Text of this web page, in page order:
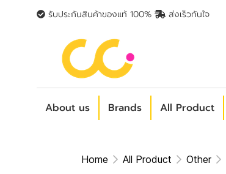
รับประกันสินค้าของแท้ 100% ส่งเร็วทันใจ
About us Brands All Product
Home All Product Other